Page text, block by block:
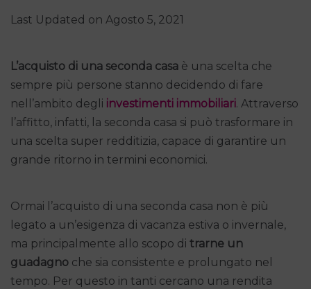
Last Updated on Agosto 5, 2021
L’acquisto di una seconda casa è una scelta che
sempre più persone stanno decidendo di fare
nell’ambito degli investimenti immobiliari. Attraverso
l’affitto, infatti, la seconda casa si può trasformare in
una scelta super redditizia, capace di garantire un
grande ritorno in termini economici.
Ormai l’acquisto di una seconda casa non è più
legato a un’esigenza di vacanza estiva o invernale,
ma principalmente allo scopo di trarne un
guadagno che sia consistente e prolungato nel
tempo. Per questo in tanti cercano una rendita